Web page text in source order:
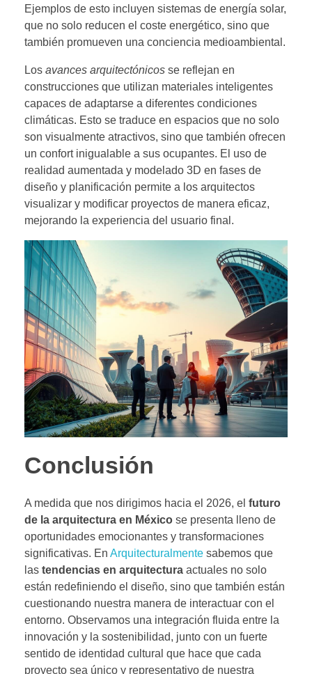
Ejemplos de esto incluyen sistemas de energía solar,
que no solo reducen el coste energético, sino que
también promueven una conciencia medioambiental.
Los avances arquitectónicos se reflejan en
construcciones que utilizan materiales inteligentes
capaces de adaptarse a diferentes condiciones
climáticas. Esto se traduce en espacios que no solo
son visualmente atractivos, sino que también ofrecen
un confort inigualable a sus ocupantes. El uso de
realidad aumentada y modelado 3D en fases de
diseño y planificación permite a los arquitectos
visualizar y modificar proyectos de manera eficaz,
mejorando la experiencia del usuario final.
Conclusión
A medida que nos dirigimos hacia el 2026, el futuro
de la arquitectura en México se presenta lleno de
oportunidades emocionantes y transformaciones
significativas. En Arquitecturalmente sabemos que
las tendencias en arquitectura actuales no solo
están redefiniendo el diseño, sino que también están
cuestionando nuestra manera de interactuar con el
entorno. Observamos una integración fluida entre la
innovación y la sostenibilidad, junto con un fuerte
sentido de identidad cultural que hace que cada
proyecto sea único y representativo de nuestra